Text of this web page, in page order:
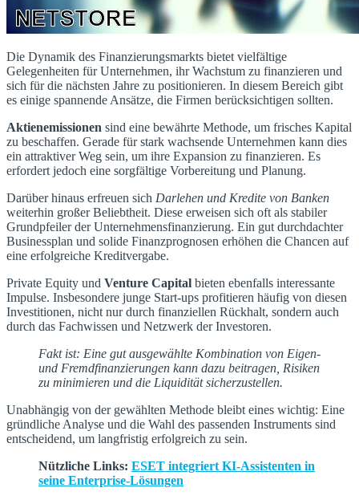
Die Dynamik des Finanzierungsmarkts bietet vielfältige
Gelegenheiten für Unternehmen, ihr Wachstum zu finanzieren und
sich für die nächsten Jahre zu positionieren. In diesem Bereich gibt
es einige spannende Ansätze, die Firmen berücksichtigen sollten.
Aktienemissionen sind eine bewährte Methode, um frisches Kapital
zu beschaffen. Gerade für stark wachsende Unternehmen kann dies
ein attraktiver Weg sein, um ihre Expansion zu finanzieren. Es
erfordert jedoch eine sorgfältige Vorbereitung und Planung.
Darüber hinaus erfreuen sich Darlehen und Kredite von Banken
weiterhin großer Beliebtheit. Diese erweisen sich oft als stabiler
Grundpfeiler der Unternehmensfinanzierung. Ein gut durchdachter
Businessplan und solide Finanzprognosen erhöhen die Chancen auf
eine erfolgreiche Kreditvergabe.
Private Equity und Venture Capital bieten ebenfalls interessante
Impulse. Insbesondere junge Start-ups profitieren häufig von diesen
Investitionen, nicht nur durch finanziellen Rückhalt, sondern auch
durch das Fachwissen und Netzwerk der Investoren.
Fakt ist: Eine gut ausgewählte Kombination von Eigen-
und Fremdfinanzierungen kann dazu beitragen, Risiken
zu minimieren und die Liquidität sicherzustellen.
Unabhängig von der gewählten Methode bleibt eines wichtig: Eine
gründliche Analyse und die Wahl des passenden Instruments sind
entscheidend, um langfristig erfolgreich zu sein.
Nützliche Links: ESET integriert KI-Assistenten in
seine Enterprise-Lösungen